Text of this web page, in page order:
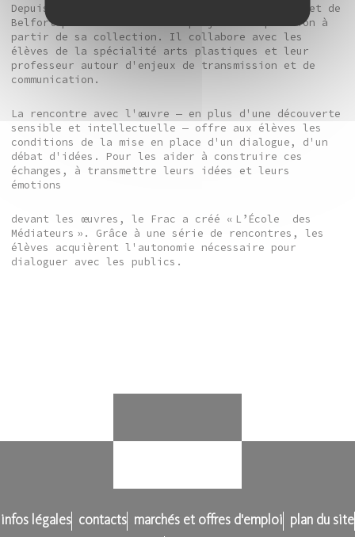
Depuis 2016, le Frac s'associe au Lycée Condorcet de
Belfort pour construire des projets d'exposition à
partir de sa collection. Il collabore avec les
élèves de la spécialité arts plastiques et leur
professeur autour d'enjeux de transmission et de
communication.
La rencontre avec l'œuvre — en plus d'une découverte
sensible et intellectuelle — offre aux élèves les
conditions de la mise en place d'un dialogue, d'un
débat d'idées. Pour les aider à construire ces
échanges, à transmettre leurs idées et leurs
émotions
devant les œuvres, le Frac a créé « L’École des
Médiateurs ». Grâce à une série de rencontres, les
élèves acquièrent l'autonomie nécessaire pour
dialoguer avec les publics.
infos légales contacts marchés et offres d'emploi
plan du site